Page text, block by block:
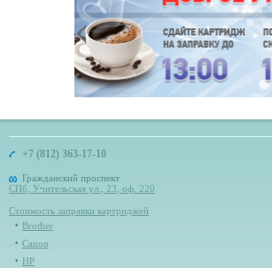
+7 (812) 363-17-10
Гражданский проспект
СПб, Учительская ул., 23, оф. 220
Стоимость заправки картриджей
Brother
Canon
HP